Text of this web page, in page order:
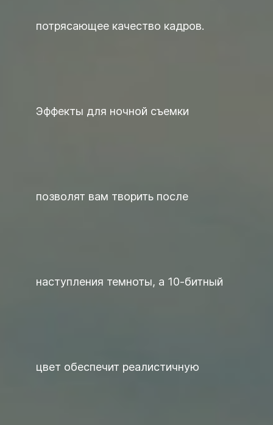
потрясающее качество кадров.
Эффекты для ночной съемки
позволят вам творить после
наступления темноты, а 10-битный
цвет обеспечит реалистичную